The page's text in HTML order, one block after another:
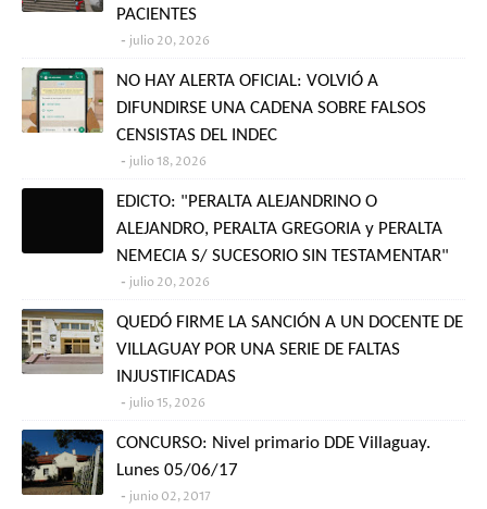
PACIENTES
julio 20, 2026
NO HAY ALERTA OFICIAL: VOLVIÓ A
DIFUNDIRSE UNA CADENA SOBRE FALSOS
CENSISTAS DEL INDEC
julio 18, 2026
EDICTO: "PERALTA ALEJANDRINO O
ALEJANDRO, PERALTA GREGORIA y PERALTA
NEMECIA S/ SUCESORIO SIN TESTAMENTAR"
julio 20, 2026
QUEDÓ FIRME LA SANCIÓN A UN DOCENTE DE
VILLAGUAY POR UNA SERIE DE FALTAS
INJUSTIFICADAS
julio 15, 2026
CONCURSO: Nivel primario DDE Villaguay.
Lunes 05/06/17
junio 02, 2017